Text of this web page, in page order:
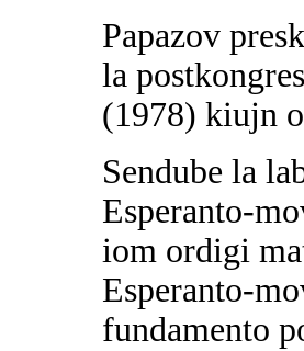
Papazov
la
(1978) kiujn
Sendube la
Esperanto-
iom ordigi
Esperanto-
fundamento